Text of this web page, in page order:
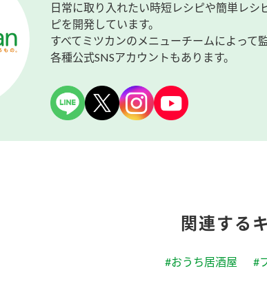
日常に取り入れたい時短レシピや簡単レ
ピを開発しています。
すべてミツカンのメニューチームによって
各種公式SNSアカウントもあります。
関連する
#おうち居酒屋 #